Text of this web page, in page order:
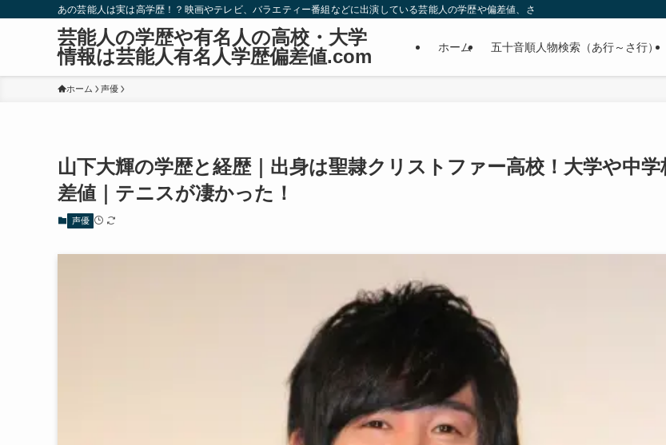
あの芸能人は実は高学歴！？映画やテレビ、バラエティー番組などに出演している芸能人の学歴や偏差値、さらに政治家やスポーツ選手
芸能人の学歴や有名人の高校・大学
情報は芸能人有名人学歴偏差値.com
ホーム 五十音順人物検索（あ行～さ行）
ホーム 声優
山下大輝の学歴と経歴｜出身は聖隷クリストファー高校！大学や中学
差値｜テニスが凄かった！
声優